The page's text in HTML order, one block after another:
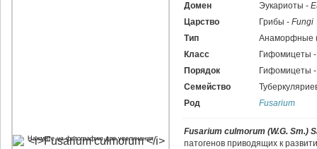
Домен
Эукариоты -
Царство
Грибы - Fungi
Тип
Анаморфные
Класс
Гифомицеты
Порядок
Гифомицеты
Семейство
Род
Fusarium
Fusarium culmorum (W.G. Sm.)
патогенов приводящих к
Нажмите на фотографию для увеличения